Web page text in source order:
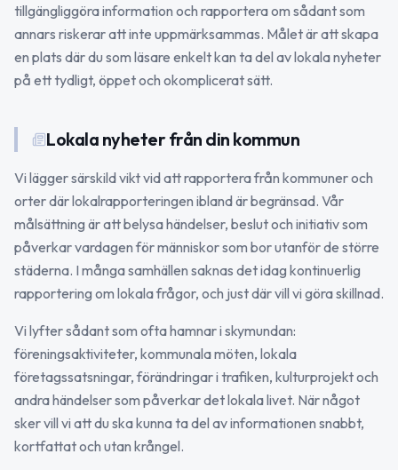
tillgängliggöra information och rapportera om sådant som
annars riskerar att inte uppmärksammas. Målet är att skapa
en plats där du som läsare enkelt kan ta del av lokala nyheter
på ett tydligt, öppet och okomplicerat sätt.
Lokala nyheter från din kommun
Vi lägger särskild vikt vid att rapportera från kommuner och
orter där lokalrapporteringen ibland är begränsad. Vår
målsättning är att belysa händelser, beslut och initiativ som
påverkar vardagen för människor som bor utanför de större
städerna. I många samhällen saknas det idag kontinuerlig
rapportering om lokala frågor, och just där vill vi göra skillnad.
Vi lyfter sådant som ofta hamnar i skymundan:
föreningsaktiviteter, kommunala möten, lokala
företagssatsningar, förändringar i trafiken, kulturprojekt och
andra händelser som påverkar det lokala livet. När något
sker vill vi att du ska kunna ta del av informationen snabbt,
kortfattat och utan krångel.